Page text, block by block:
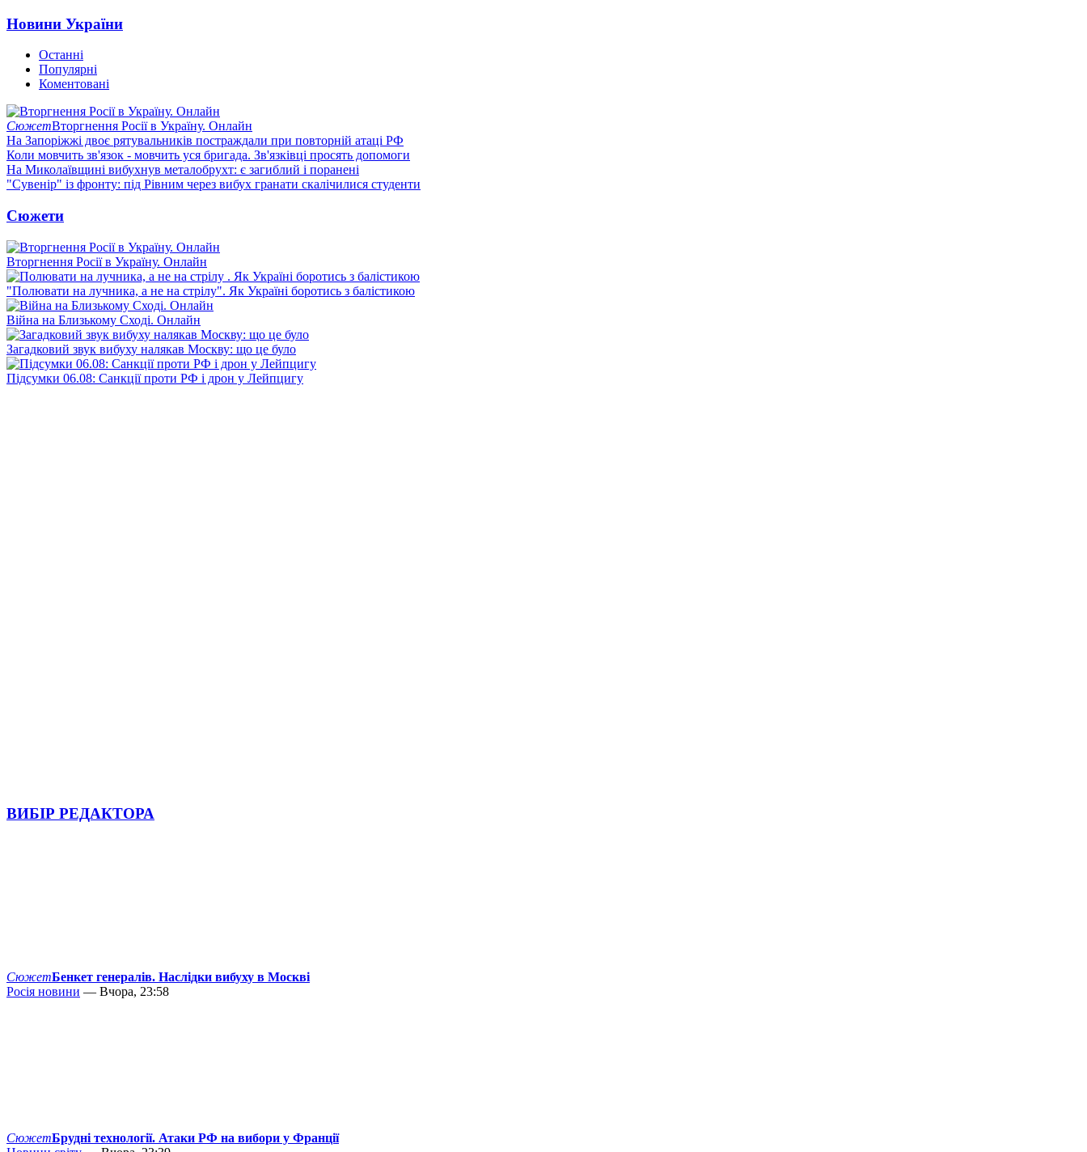
Новини України
Останні
Популярні
Коментовані
СюжетВторгнення Росії в Україну. Онлайн
На Запоріжжі двоє рятувальників постраждали при повторній атаці РФ
Коли мовчить зв'язок - мовчить уся бригада. Зв'язківці просять допомоги
На Миколаївщині вибухнув металобрухт: є загиблий і поранені
"Сувенір" із фронту: під Рівним через вибух гранати скалічилися студенти
Сюжети
Вторгнення Росії в Україну. Онлайн
"Полювати на лучника, а не на стрілу". Як Україні боротись з балістикою
Війна на Близькому Сході. Онлайн
Загадковий звук вибуху налякав Москву: що це було
Підсумки 06.08: Санкції проти РФ і дрон у Лейпцигу
ВИБІР РЕДАКТОРА
СюжетБенкет генералів. Наслідки вибуху в Москві
Росія новини — Вчора, 23:58
СюжетБрудні технології. Атаки РФ на вибори у Франції